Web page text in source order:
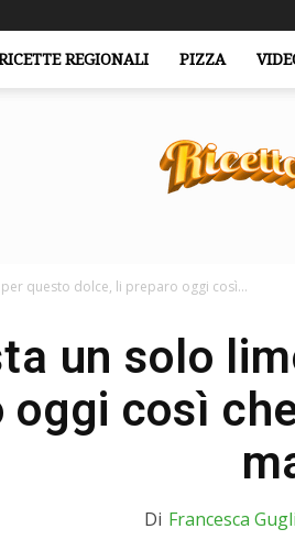
REGIONALI PIZZA
questo dolce, li preparo oggi così...
un solo
oggi così
Di Francesca